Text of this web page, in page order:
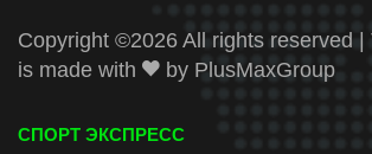
Copyright ©2026 All rights reserved
is made with
by PlusMaxGroup
СПОРТ ЭКСПРЕСС